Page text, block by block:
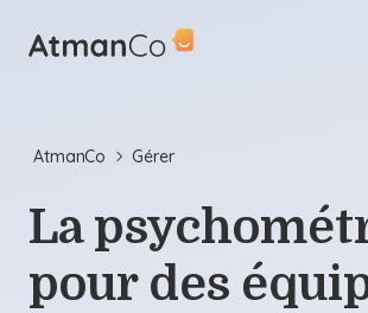
AtmanCo Gérer
La
pour des